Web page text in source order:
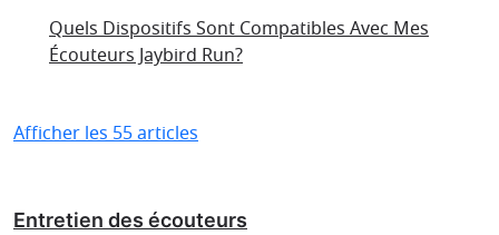
Quels Dispositifs Sont Compatibles Avec Mes
Écouteurs Jaybird Run?
Afficher les 55 articles
Entretien des écouteurs